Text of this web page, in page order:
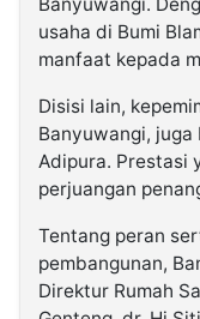
usaha di Bumi
manfaat kepada
Disisi lain,
Banyuwangi,
Adipura. Prestasi
perjuangan
Tentang peran
pembangunan,
Direktur Rumah